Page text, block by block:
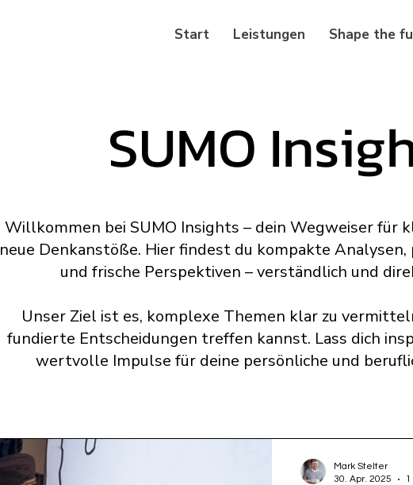
Start Leistungen Shape the
SUMO
Willkommen bei SUMO Insights – dein Wegweiser für
neue Denkanstöße. Hier findest du kompakte
und frische Perspektiven – verständlich und
Unser Ziel ist es, komplexe Themen klar zu
fundierte Entscheidungen treffen kannst. Lass dich
wertvolle Impulse für deine persönliche und
Mark Stelter
30. Apr. 2025